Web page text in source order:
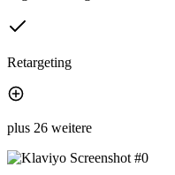
Retargeting
plus 26 weitere